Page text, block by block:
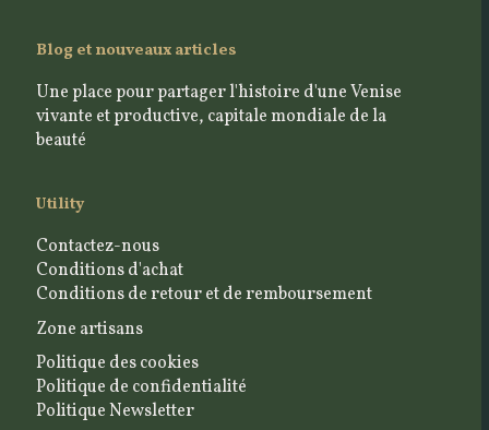
Blog et nouveaux articles
Une place pour partager l'histoire d'une Venise
vivante et productive, capitale mondiale de la
beauté
Utility
Contactez-nous
Conditions d'achat
Conditions de retour et de remboursement
Zone artisans
Politique des cookies
Politique de confidentialité
Politique Newsletter